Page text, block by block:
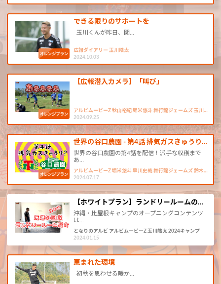
できる限りのサポートを
玉川くんが昨日、関…
広報ダイアリー 玉川皓太
2024.10.03
【広報潜入カメラ】「叫び」
アルビムービーZ 秋山裕紀 堀米悠斗 舞行龍ジェームズ 玉川…
2024.09.25
世界の谷口農園 - 第4話 排気ガスきゅうり…
世界の谷口農園の第4話を配信！派手な収穫まで
あ…
アルビムービーZ 堀米悠斗 早川史哉 舞行龍ジェームズ 鈴木…
2024.07.17
【ホワイトプラン】ランドリールームの…
沖縄・比屋根キャンプのオープニングコンテンツ
は…
となりのアルビ アルビムービーZ 玉川皓太 2024キャンプ
2024.01.15
恵まれた環境
初秋を思わせる暖か…